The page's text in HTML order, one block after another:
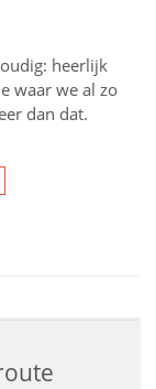
heerlijk
waar we al zo
dan dat.